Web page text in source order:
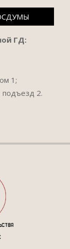
ГД:
1;
подъезд 2.